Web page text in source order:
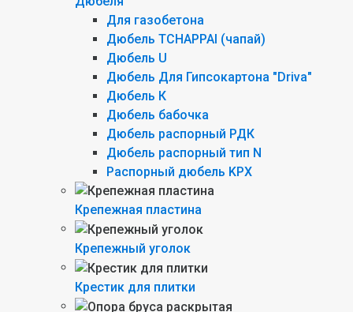
Для газобетона
Дюбель TCHAPPAI (чапай)
Дюбель U
Дюбель Для Гипсокартона "Driva"
Дюбель К
Дюбель бабочка
Дюбель распорный РДК
Дюбель распорный тип N
Распорный дюбель KPX
Крепежная пластина
Крепежный уголок
Крестик для плитки